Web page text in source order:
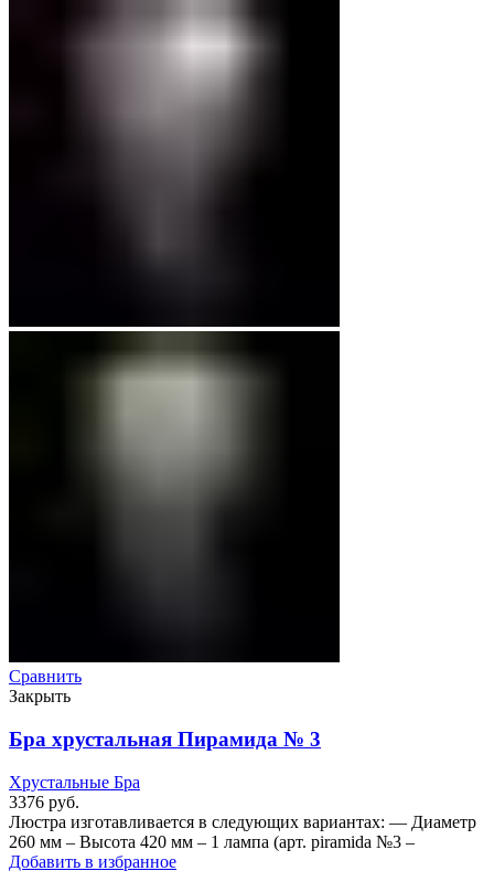
Сравнить
Закрыть
Бра хрустальная Пирамида № 3
Хрустальные Бра
3376 руб.
Люстра изготавливается в следующих вариантах: — Диаметр
260 мм – Высота 420 мм – 1 лампа (арт. piramida №3 –
Добавить в избранное